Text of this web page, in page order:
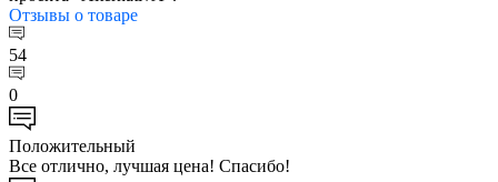
Отзывы о товаре
54
0
Положительный
Все отлично, лучшая цена! Спасибо!